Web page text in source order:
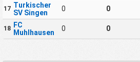
17 Turkischer
SV Singen
0 0
18 FC
Muhlhausen
0 0